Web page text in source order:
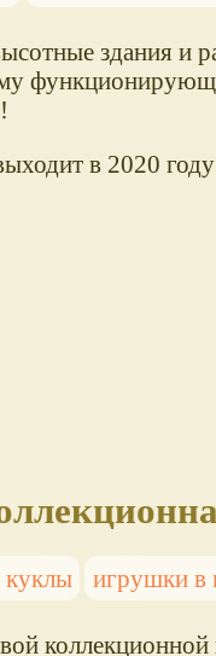
здания и
в 2020
куклы игрушки в